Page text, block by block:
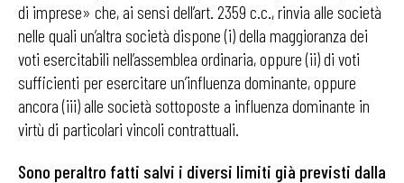
di imprese» che, ai sensi dell’art. 2359 c.c., rinvia alle società
nelle quali un’altra società dispone (i) della maggioranza dei
voti esercitabili nell’assemblea ordinaria, oppure (ii) di voti
sufficienti per esercitare un’influenza dominante, oppure
ancora (iii) alle società sottoposte a influenza dominante in
virtù di particolari vincoli contrattuali.
Sono peraltro fatti salvi i diversi limiti già previsti dalla